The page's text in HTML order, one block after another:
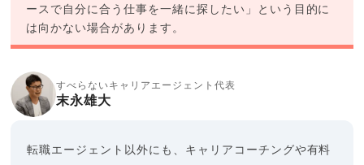
ースで自分に合う仕事を一緒に探したい」という目的に
は向かない場合があります。
すべらないキャリアエージェント代表
末永雄大
転職エージェント以外にも、キャリアコーチングや有料